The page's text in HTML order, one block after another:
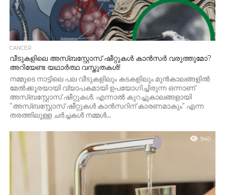
CANCER
വീടുകളിലെ അസ്ബസ്റ്റോസ് ഷീറ്റുകൾ കാൻസർ വരുത്തുമോ?
അറിയേണ്ട യഥാർത്ഥ വസ്തുതകൾ!
നമ്മുടെ നാട്ടിലെ പല വീടുകളിലും കടകളിലും മുൻകാലങ്ങളിൽ
മേൽക്കൂരയായി വ്യാപകമായി ഉപയോഗിച്ചിരുന്ന ഒന്നാണ്
അസ്ബസ്റ്റോസ് ഷീറ്റുകൾ. എന്നാൽ കുറച്ചുകാലങ്ങളായി
“അസ്ബസ്റ്റോസ് ഷീറ്റുകൾ കാൻസറിന് കാരണമാകും” എന്ന
തരത്തിലുള്ള ചർച്ചകൾ നമ്മൾ...
940